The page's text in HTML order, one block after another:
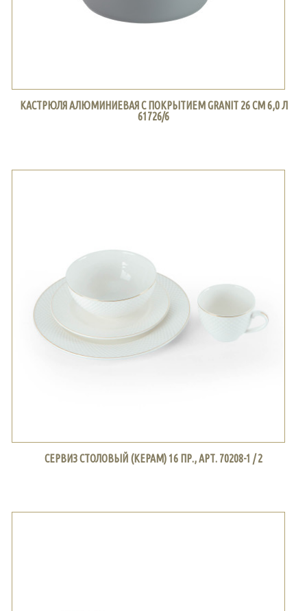
КАСТРЮЛЯ АЛЮМИНИЕВАЯ С ПОКРЫТИЕМ GRANIT 26 СМ 6,0 Л
61726/6
СЕРВИЗ СТОЛОВЫЙ (КЕРАМ) 16 ПР., АРТ. 70208-1 / 2